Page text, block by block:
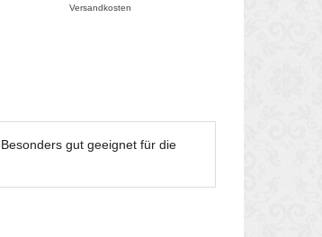
Versandkosten
. Besonders gut geeignet für die